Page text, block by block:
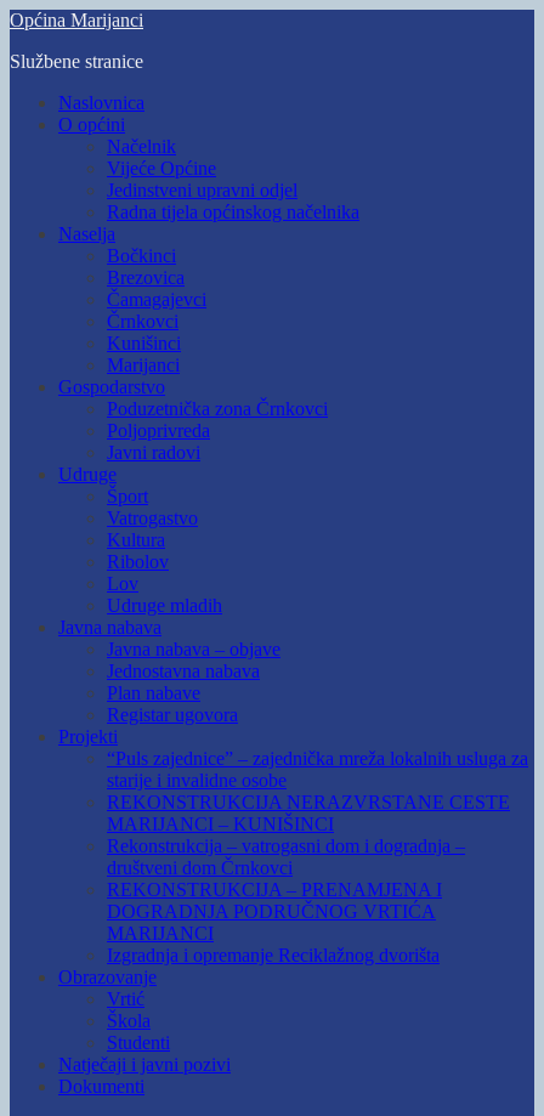
Skip
main
Općina Marijanci
Službene stranice
Toggle
mobile
Naslovnica
O općini
Načelnik
Vijeće Općine
Jedinstveni upravni odjel
Radna tijela općinskog načelnika
Naselja
Bočkinci
Brezovica
Čamagajevci
Črnkovci
Kunišinci
Marijanci
Gospodarstvo
Poduzetnička zona Črnkovci
Poljoprivreda
Javni radovi
Udruge
Šport
Vatrogastvo
Kultura
Ribolov
Lov
Udruge mladih
Javna nabava
Javna nabava – objave
Jednostavna nabava
Plan nabave
Registar ugovora
Projekti
“Puls zajednice” – zajednička mreža lokalnih usluga za
starije i invalidne osobe
REKONSTRUKCIJA NERAZVRSTANE CESTE
MARIJANCI – KUNIŠINCI
Rekonstrukcija – vatrogasni dom i dogradnja –
društveni dom Črnkovci
REKONSTRUKCIJA – PRENAMJENA I
DOGRADNJA PODRUČNOG VRTIĆA
MARIJANCI
Izgradnja i opremanje Reciklažnog dvorišta
Obrazovanje
Vrtić
Škola
Studenti
Natječaji i javni pozivi
Dokumenti